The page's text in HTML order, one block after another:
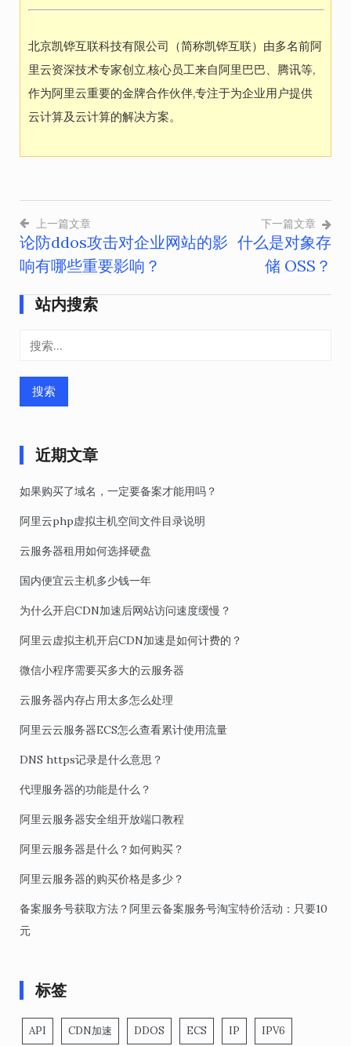
北京凯铧互联科技有限公司（简称凯铧互联）由多名前阿
里云资深技术专家创立,核心员工来自阿里巴巴、腾讯等,
作为阿里云重要的金牌合作伙伴,专注于为企业用户提供
云计算及云计算的解决方案。
文
章
导
航
上一篇文章
论防ddos攻击对企业网站的影
响有哪些重要影响？
下一篇文章
什么是对象存
储 OSS？
站内搜索
近期文章
如果购买了域名，一定要备案才能用吗？
阿里云php虚拟主机空间文件目录说明
云服务器租用如何选择硬盘
国内便宜云主机多少钱一年
为什么开启CDN加速后网站访问速度缓慢？
阿里云虚拟主机开启CDN加速是如何计费的？
微信小程序需要买多大的云服务器
云服务器内存占用太多怎么处理
阿里云云服务器ECS怎么查看累计使用流量
DNS https记录是什么意思？
代理服务器的功能是什么？
阿里云服务器安全组开放端口教程
阿里云服务器是什么？如何购买？
阿里云服务器的购买价格是多少？
备案服务号获取方法？阿里云备案服务号淘宝特价活动：只要10
元
标签
API CDN加速 DDOS ECS IP IPV6